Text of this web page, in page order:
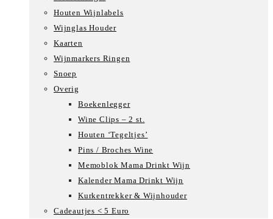
Houten Wijnlabels
Wijnglas Houder
Kaarten
Wijnmarkers Ringen
Snoep
Overig
Boekenlegger
Wine Clips – 2 st.
Houten ‘Tegeltjes’
Pins / Broches Wine
Memoblok Mama Drinkt Wijn
Kalender Mama Drinkt Wijn
Kurkentrekker & Wijnhouder
Cadeautjes < 5 Euro